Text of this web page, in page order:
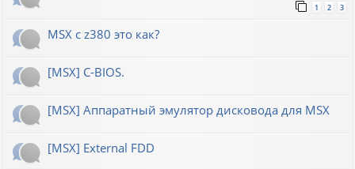
1 2 3
MSX с z380 это как?
[MSX] C-BIOS.
[MSX] Аппаратный эмулятор дисковода для MSX
[MSX] External FDD